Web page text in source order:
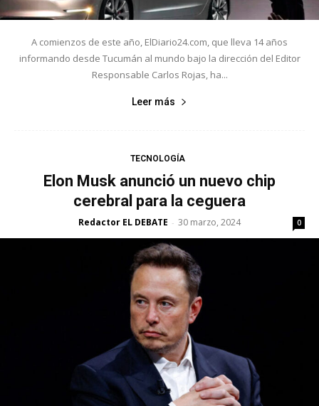
A comienzos de este año, ElDiario24.com, que lleva 14 años
informando desde Tucumán al mundo bajo la dirección del Editor
Responsable Carlos Rojas, ha...
Leer más
TECNOLOGÍA
Elon Musk anunció un nuevo chip
cerebral para la ceguera
Redactor EL DEBATE - 30 marzo, 2024 0